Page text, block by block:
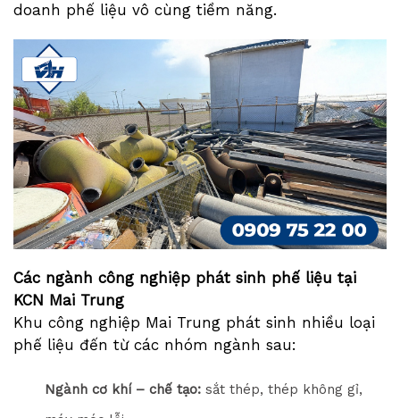
doanh phế liệu vô cùng tiềm năng.
Các ngành công nghiệp phát sinh phế liệu tại
KCN Mai Trung
Khu công nghiệp Mai Trung phát sinh nhiều loại
phế liệu đến từ các nhóm ngành sau:
Ngành cơ khí – chế tạo: sắt thép, thép không gỉ,